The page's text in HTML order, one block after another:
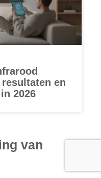
en
2026
van